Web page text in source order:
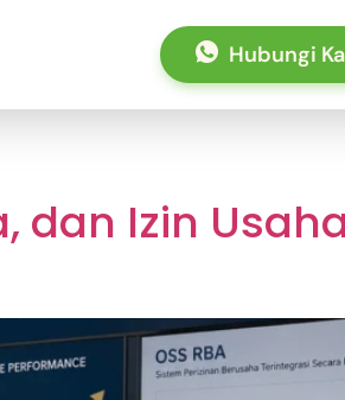
Hubungi
dan Izin